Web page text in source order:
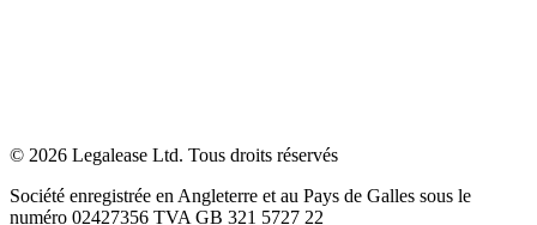
© 2026 Legalease Ltd. Tous droits réservés
Société enregistrée en Angleterre et au Pays de Galles sous le
numéro 02427356 TVA GB 321 5727 22